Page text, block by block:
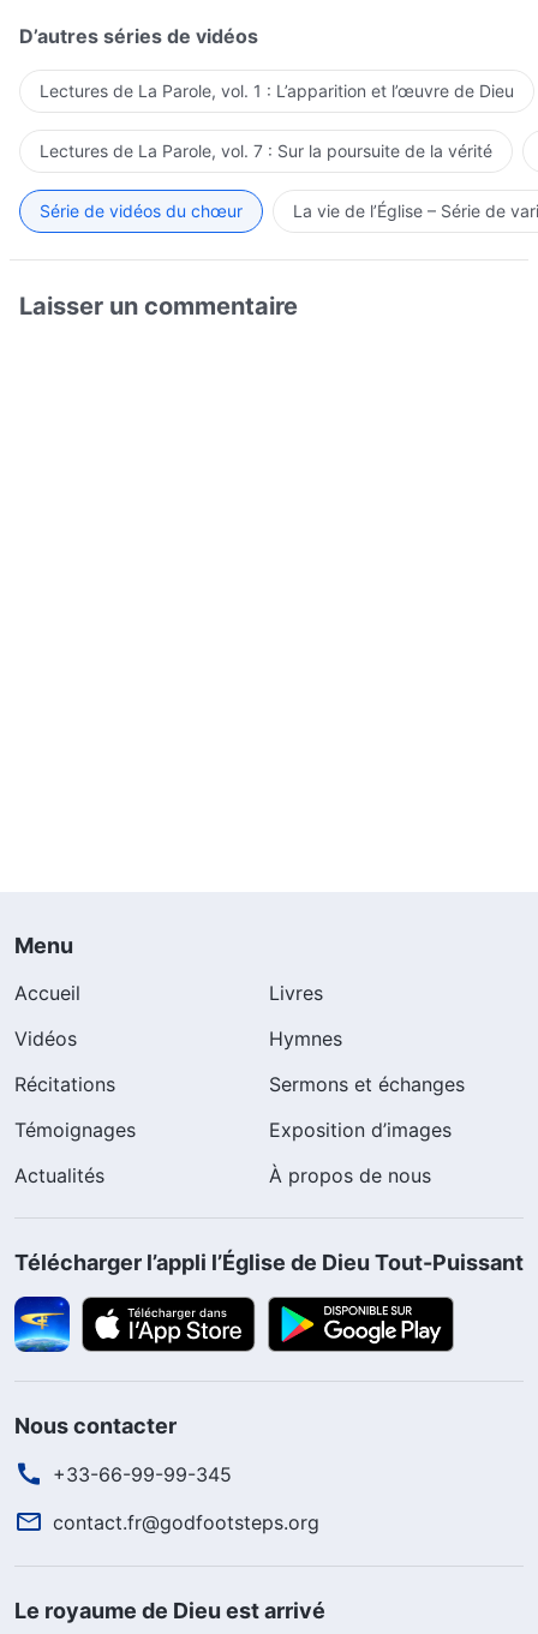
D’autres séries de vidéos
Lectures de La Parole, vol. 1 : L’apparition et l’œuvre de Dieu
Lectures de La Parole, vol. 7 : Sur la poursuite de la vérité
Série de vidéos du chœur La vie de l’Église – Série de
Laisser un commentaire
Menu
Accueil
Livres
Vidéos
Hymnes
Récitations
Sermons et échanges
Témoignages
Exposition d’images
Actualités
À propos de nous
Télécharger l’appli l’Église de Dieu Tout-Puissant
Nous contacter
+33-66-99-99-345
contact.fr@godfootsteps.org
Le royaume de Dieu est arrivé